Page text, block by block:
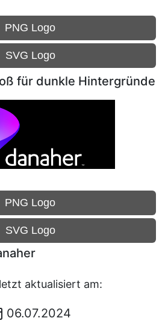
PNG Logo
SVG Logo
für dunkle Hintergründe
PNG Logo
SVG Logo
aktualisiert am:
06.07.2024